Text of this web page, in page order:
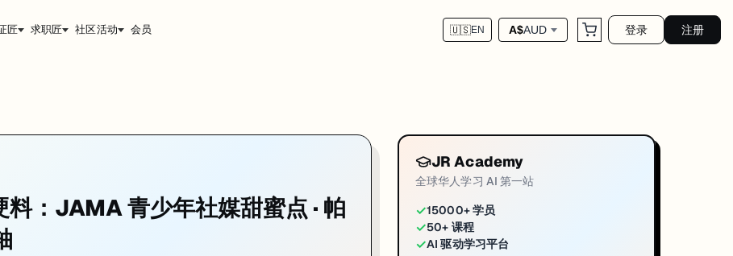
匠 求职匠 社区活动 会员 🇺🇸EN A$AUD 登录 注册
的研究新闻：公共卫生团队用 10 万 + 澳洲学生数据找出社媒每周 12.5 小时的「甜蜜点」并发表在 JAMA Pediatrics；健康与医学院
Pediatrics 4-24 发文
最新研究：用了 名 4-12 年级澳洲儿童青少年三年（2019-2022）数据，发现社媒时长和福祉是
究成果，主题是社交媒体使用时长与青少年福祉之间的关系。研究用了超过 10 万名 4-12 年级澳洲儿童青少年 2019-2022 三年的纵向数
线。每周用到大约 12.5 小时算适度，对应的幸福感、生活满意度、情绪调节得分都明显更好；用得太多和完全不用，反而都和较差的福祉
：JAMA 青少年社媒甜蜜点 · 帕
JR Academy
全球华人学习 AI 第一站
✓15000+ 学员
✓50+ 课程
✓AI 驱动学习平台